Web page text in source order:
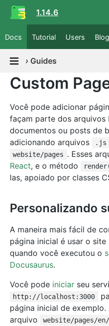
1.14.6
Docs Tutorial Users Blog
› Guides
Custom
Você pode adicionar
façam parte dos arquivos
documentos ou posts de
adicionando arquivos
.js
website/pages . Esses
React, e o método
las, apoiado por classes
Personalizando
A maneira mais fácil de
página inicial é usar o
quando você executou o
Docusaurus.
Você pode iniciar seu
http://localhost:3000
página inicial de
arquivo
website/pages/